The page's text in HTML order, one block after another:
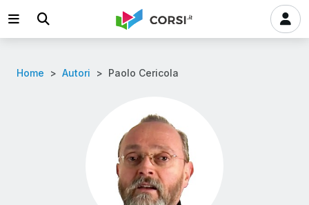
Home Autori Paolo Cericola